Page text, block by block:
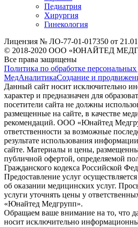
Педиатрия
Хирургия
Гинекология
Лицензия № ЛО-77-01-017350 от
© 2018-2020 ООО «ЮНАЙТЕД
Все права защищены
Политика по обработке
МедАналитикаСоздание и
Данный сайт носит исключительно
характер и предназначен для
посетители сайта не должны
размещенные на сайте, в качестве
рекомендаций. ООО «Юнайтед
ответственности за возможные
результате использования
сайте. Материалы и цены,
публичной офертой, определяемой
Гражданского кодекса Российской
Предоставление услуг
об оказании медицинских услуг.
услуги уточнять цены у
«Юнайтед Медгрупп».
Обращаем ваше внимание на то, что
носит исключительно